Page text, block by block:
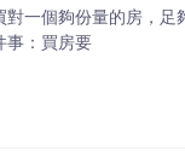
對一個夠份量的房，
事：買房要